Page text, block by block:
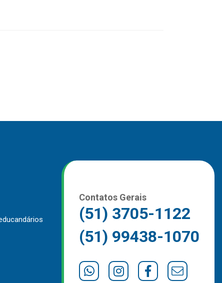
Contatos Gerais
(51) 3705-1122
(51) 99438-1070